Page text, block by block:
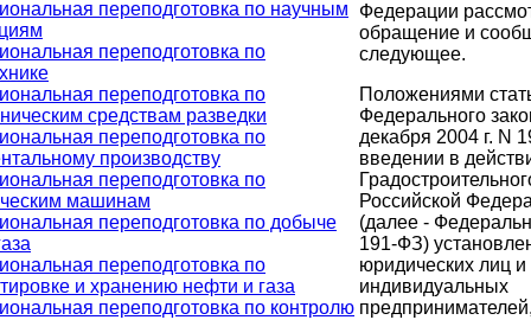
переподготовка по научным
переподготовка по
переподготовка по
средствам разведки
переподготовка по
производству
переподготовка по
машинам
переподготовка по добыче
переподготовка по
и хранению нефти и газа
переподготовка по контролю
Федерации
обращение и
следующее.
Положениями
Федерального
декабря 2004 г. N
введении в
Российской
(далее -
191-ФЗ)
юридических лиц и
индивидуальных